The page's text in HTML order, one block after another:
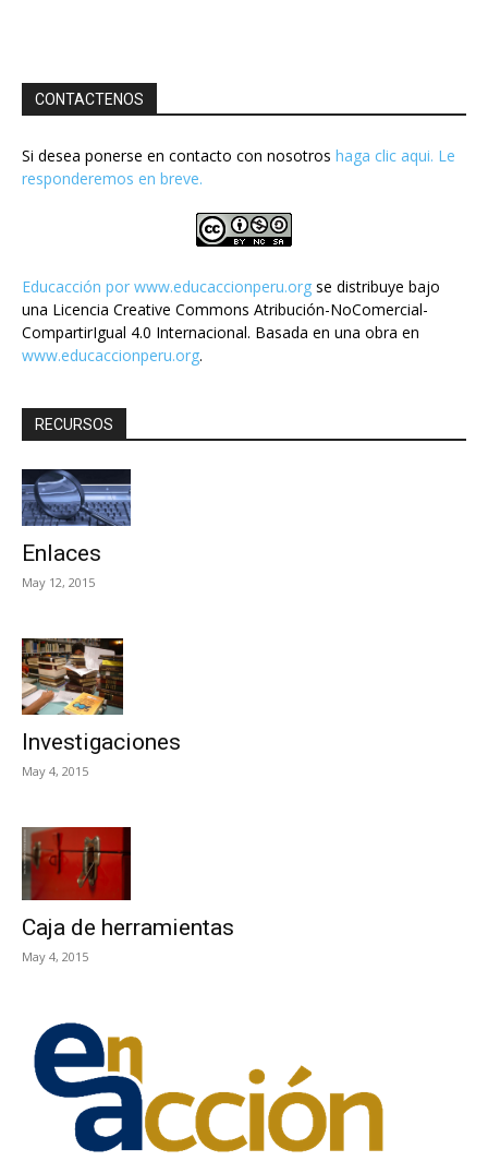
CONTACTENOS
Si desea ponerse en contacto con nosotros haga clic aqui. Le
responderemos en breve.
Educacción por www.educaccionperu.org se distribuye bajo
una Licencia Creative Commons Atribución-NoComercial-
CompartirIgual 4.0 Internacional. Basada en una obra en
www.educaccionperu.org.
RECURSOS
Enlaces
May 12, 2015
Investigaciones
May 4, 2015
Caja de herramientas
May 4, 2015